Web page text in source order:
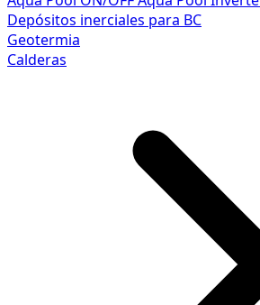
Depósitos inerciales para BC
Geotermia
Calderas